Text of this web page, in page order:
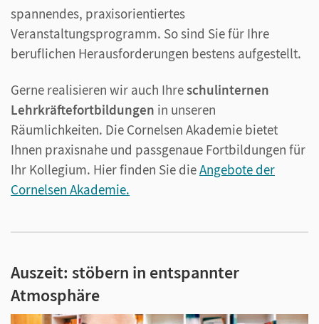
spannendes, praxisorientiertes
Veranstaltungsprogramm. So sind Sie für Ihre
beruflichen Herausforderungen bestens aufgestellt.
Gerne realisieren wir auch Ihreschulinternen
Lehrkräftefortbildungen in unseren
Räumlichkeiten. Die Cornelsen Akademie bietet
Ihnen praxisnahe und passgenaue Fortbildungen für
Ihr Kollegium. Hier finden Sie dieAngebote der
Cornelsen Akademie.
Auszeit: stöbern in entspannter
Atmosphäre